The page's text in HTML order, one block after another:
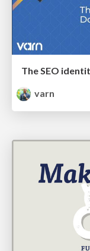
varn